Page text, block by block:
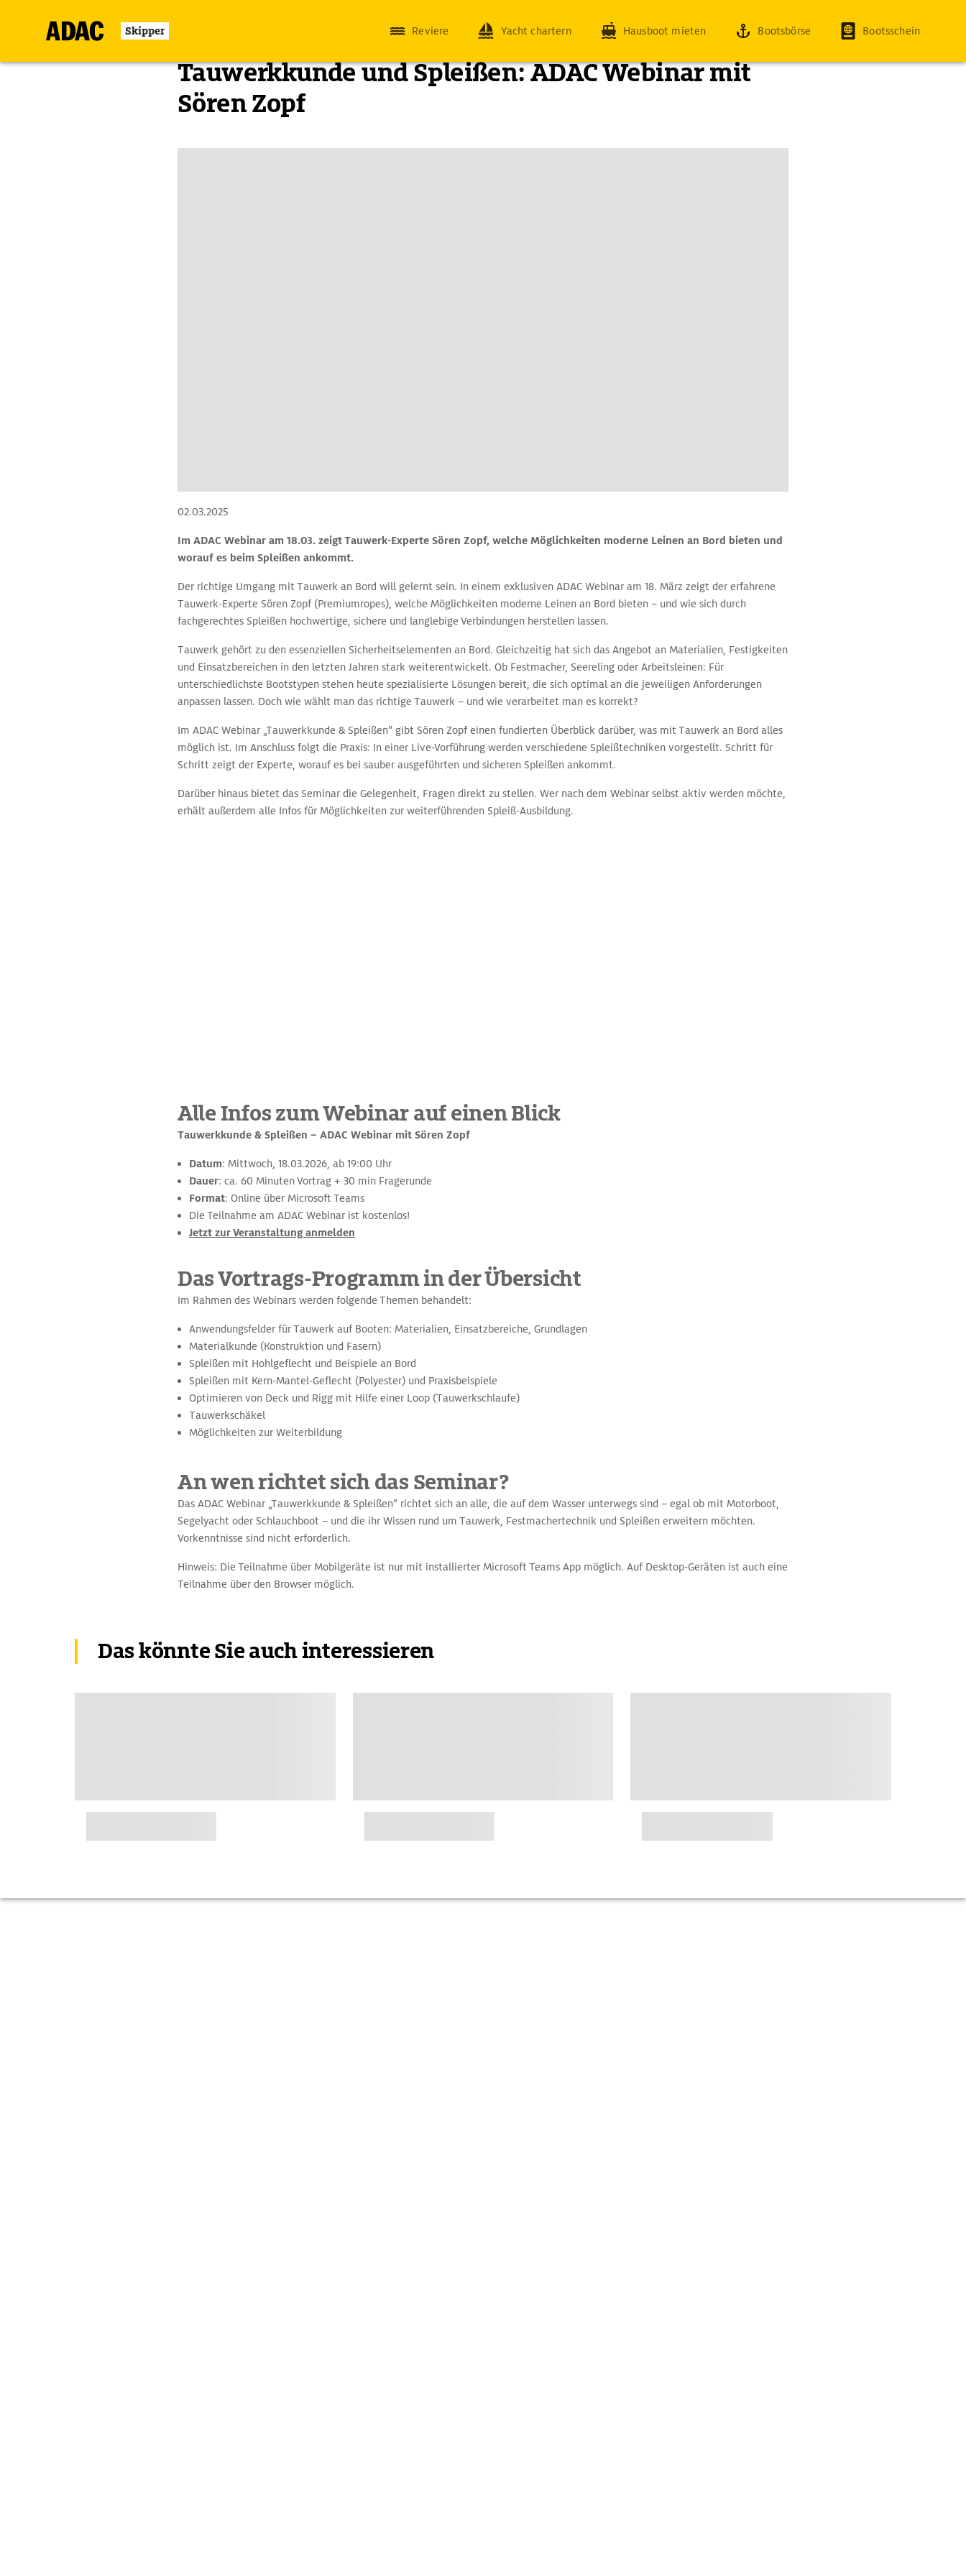
Skipper Reviere Yacht chartern Hausboot mieten Bootsbörse Bootsschein
Tauwerkkunde und Spleißen: ADAC Webinar mit
Sören Zopf
02.03.2025
Im ADAC Webinar am 18.03. zeigt Tauwerk-Experte Sören Zopf, welche Möglichkeiten moderne Leinen an Bord bieten und
worauf es beim Spleißen ankommt.
Der richtige Umgang mit Tauwerk an Bord will gelernt sein. In einem exklusiven ADAC Webinar am 18. März zeigt der erfahrene
Tauwerk-Experte Sören Zopf (Premiumropes), welche Möglichkeiten moderne Leinen an Bord bieten – und wie sich durch
fachgerechtes Spleißen hochwertige, sichere und langlebige Verbindungen herstellen lassen.
Tauwerk gehört zu den essenziellen Sicherheitselementen an Bord. Gleichzeitig hat sich das Angebot an Materialien, Festigkeiten
und Einsatzbereichen in den letzten Jahren stark weiterentwickelt. Ob Festmacher, Seereling oder Arbeitsleinen: Für
unterschiedlichste Bootstypen stehen heute spezialisierte Lösungen bereit, die sich optimal an die jeweiligen Anforderungen
anpassen lassen. Doch wie wählt man das richtige Tauwerk – und wie verarbeitet man es korrekt?
Im ADAC Webinar „Tauwerkkunde & Spleißen“ gibt Sören Zopf einen fundierten Überblick darüber, was mit Tauwerk an Bord alles
möglich ist. Im Anschluss folgt die Praxis: In einer Live‑Vorführung werden verschiedene Spleißtechniken vorgestellt. Schritt für
Schritt zeigt der Experte, worauf es bei sauber ausgeführten und sicheren Spleißen ankommt.
Darüber hinaus bietet das Seminar die Gelegenheit, Fragen direkt zu stellen. Wer nach dem Webinar selbst aktiv werden möchte,
erhält außerdem alle Infos für Möglichkeiten zur weiterführenden Spleiß-Ausbildung.
Alle Infos zum Webinar auf einen Blick
Tauwerkkunde & Spleißen – ADAC Webinar mit Sören Zopf
Datum: Mittwoch, 18.03.2026, ab 19:00 Uhr
Dauer: ca. 60 Minuten Vortrag + 30 min Fragerunde
Format: Online über Microsoft Teams
Die Teilnahme am ADAC Webinar ist kostenlos!
Jetzt zur Veranstaltung anmelden
Das Vortrags‑Programm in der Übersicht
Im Rahmen des Webinars werden folgende Themen behandelt:
Anwendungsfelder für Tauwerk auf Booten: Materialien, Einsatzbereiche, Grundlagen
Materialkunde (Konstruktion und Fasern)
Spleißen mit Hohlgeflecht und Beispiele an Bord
Spleißen mit Kern-Mantel-Geflecht (Polyester) und Praxisbeispiele
Optimieren von Deck und Rigg mit Hilfe einer Loop (Tauwerkschlaufe)
Tauwerkschäkel
Möglichkeiten zur Weiterbildung
An wen richtet sich das Seminar?
Das ADAC Webinar „Tauwerkkunde & Spleißen“ richtet sich an alle, die auf dem Wasser unterwegs sind – egal ob mit Motorboot,
Segelyacht oder Schlauchboot – und die ihr Wissen rund um Tauwerk, Festmachertechnik und Spleißen erweitern möchten.
Vorkenntnisse sind nicht erforderlich.
Hinweis: Die Teilnahme über Mobilgeräte ist nur mit installierter Microsoft Teams App möglich. Auf Desktop‑Geräten ist auch eine
Teilnahme über den Browser möglich.
Das könnte Sie auch interessieren